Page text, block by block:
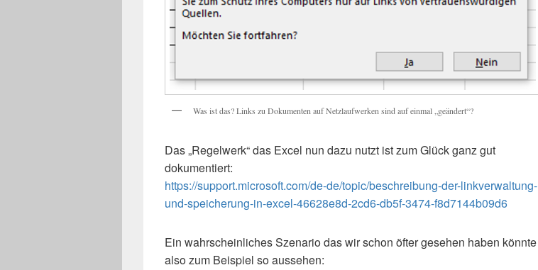
Was ist das? Links zu Dokumenten auf Netzlaufwerken sind auf einmal „geändert“?
Das „Regelwerk“ das Excel nun dazu nutzt ist zum Glück ganz gut
dokumentiert:
https://support.microsoft.com/de-de/topic/beschreibung-der-linkverwaltung-
und-speicherung-in-excel-46628e8d-2cd6-db5f-3474-f8d7144b09d6
Ein wahrscheinliches Szenario das wir schon öfter gesehen haben könnte
also zum Beispiel so aussehen: